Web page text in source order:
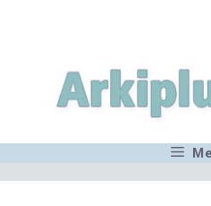
contenido